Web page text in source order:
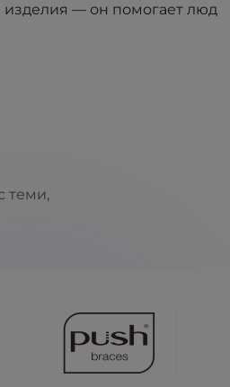
изделия — он помогает люд
теми,